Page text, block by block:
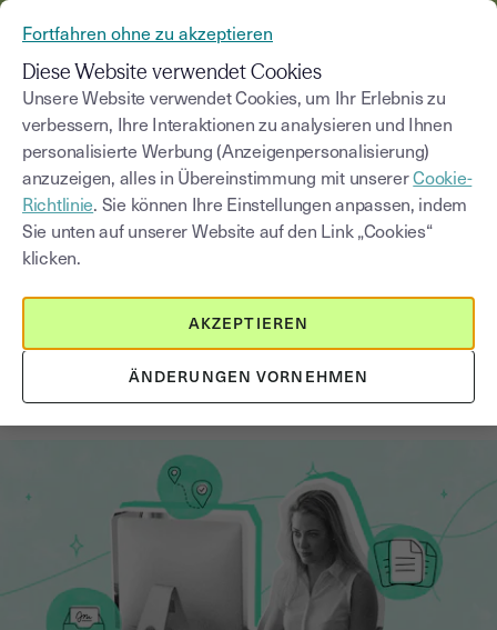
Blog
Kategorie auswählen Saisissez un terme
Elektronische Signatur im
Arbeitsvertrag: Was ist 2026
rechtlich zulässig?
Fortfahren ohne zu akzeptieren
Diese Website verwendet Cookies
Unsere Website verwendet Cookies, um Ihr Erlebnis zu
verbessern, Ihre Interaktionen zu analysieren und Ihnen
personalisierte Werbung (Anzeigenpersonalisierung)
anzuzeigen, alles in Übereinstimmung mit unsererCookie-
Richtlinie. Sie können Ihre Einstellungen anpassen, indem
Sie unten auf unserer Website auf den Link „Cookies“
klicken.
ÄNDERUNGEN VORNEHMEN
AKZEPTIEREN